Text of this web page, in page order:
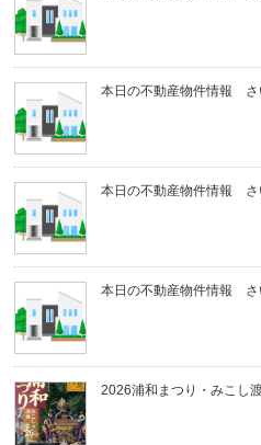
本日の不動産物件情報 さ
本日の不動産物件情報 さ
本日の不動産物件情報 さ
2026浦和まつり・みこし